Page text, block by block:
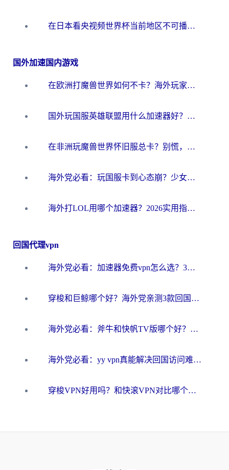
在日本看央视频世界杯当前地区不可播放？海外党体育观赛终极指南
国外加速国内游戏
在欧洲打魔兽世界如何不卡？海外玩家的国服游戏加速终极攻略
国外玩国服英雄联盟用什么加速器好？海外党亲测有效的国服游戏加速指南
在非洲玩魔兽世界怀旧服总卡？别慌，这份指南帮你丝滑开荒
海外党必看：玩国服卡到心态崩？少女前线云图计划加速器免费推荐+碧蓝航线足球世界流畅攻略
海外打LOL用哪个加速器？2026实用指南：从延迟到设备适配，一篇解决你的国服游戏痛点
回国代理vpn
海外党必看：加速器免费vpn怎么选？3步教你无缝访问国内资源
穿梭和巨鲸哪个好？海外党亲测3款回国加速器，教你避开90%的坑
海外党必看：斧牛和快帆TV版哪个好？3分钟选对回国加速器，无缝刷B站、追热剧
海外党必看：yy vpn真能解决回国访问难题？附云极initap测评+免费方案对比
穿梭VPN好用吗？和快滚VPN对比哪个回国效果更好？海外党选回国加速器必看指南